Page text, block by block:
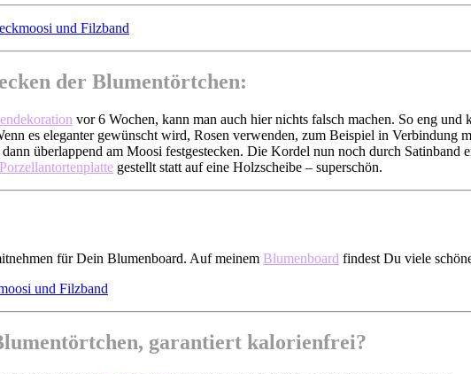
der Blumentörtchen:
vor 6 Wochen, kann man auch hier nichts falsch machen. So eng
es eleganter gewünscht wird, Rosen verwenden, zum Beispiel in
überlappend am Moosi festgestecken. Die Kordel nun noch durch Satinband
gestellt statt auf eine Holzscheibe – superschön.
für Dein Blumenboard. Auf meinem Blumenboard findest Du viele
garantiert kalorienfrei?